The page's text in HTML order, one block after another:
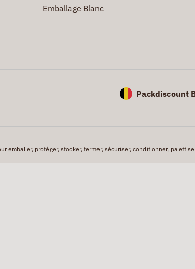
Emballage Blanc
Packdiscount
emballer, protéger, stocker, fermer, sécuriser, conditionner,